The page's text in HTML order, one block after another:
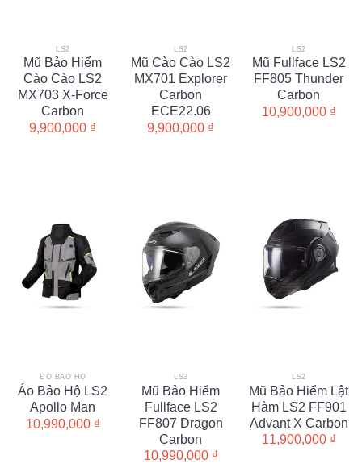
LS2
Mũ Bảo Hiểm
Cào Cào LS2
MX703 X-Force
Carbon
9,900,000 ₫
LS2
Mũ Cào Cào LS2
MX701 Explorer
Carbon
ECE22.06
9,900,000 ₫
LS2
Mũ Fullface LS2
FF805 Thunder
Carbon
10,900,000 ₫
ĐỒ BẢO HỘ
Áo Bảo Hộ LS2
Apollo Man
10,990,000 ₫
LS2
Mũ Bảo Hiểm
Fullface LS2
FF807 Dragon
Carbon
10,990,000 ₫
LS2
Mũ Bảo Hiểm Lật
Hàm LS2 FF901
Advant X Carbon
11,900,000 ₫